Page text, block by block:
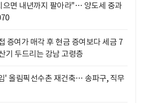
으면 내년까지 팔아라"… 양도세 중과
증여가 매각 후 현금 증여보다 세금 7
기 두드리는 강남 고령층
' 올림픽선수촌 재건축… 송파구, 직무